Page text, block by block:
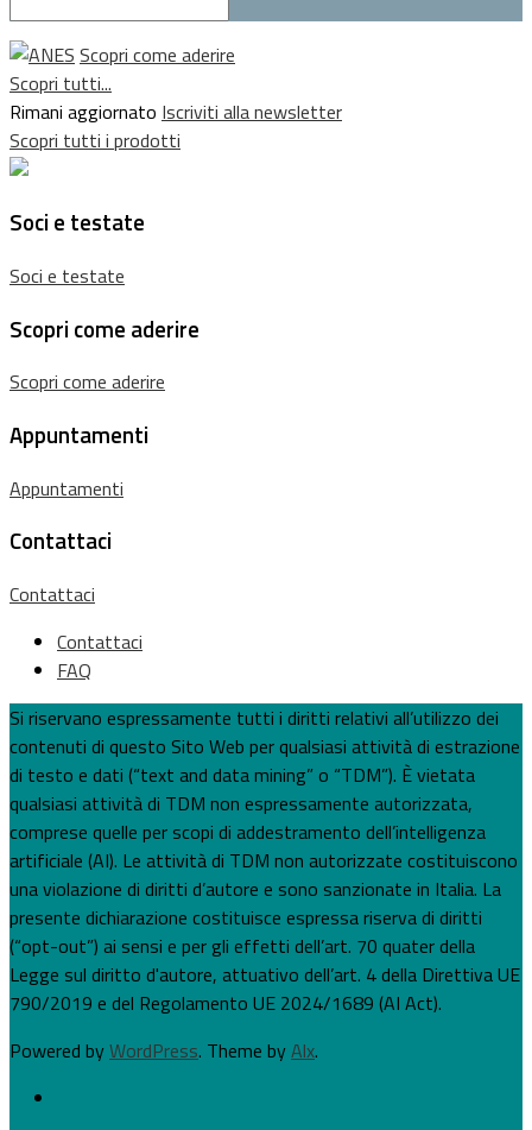
Scopri come aderire
Scopri tutti...
Rimani aggiornato Iscriviti alla newsletter
Scopri tutti i prodotti
Soci e testate
Soci e testate
Scopri come aderire
Scopri come aderire
Appuntamenti
Appuntamenti
Contattaci
Contattaci
Contattaci
FAQ
Si riservano espressamente tutti i diritti relativi all’utilizzo dei
contenuti di questo Sito Web per qualsiasi attività di estrazione
di testo e dati (“text and data mining” o “TDM”). È vietata
qualsiasi attività di TDM non espressamente autorizzata,
comprese quelle per scopi di addestramento dell’intelligenza
artificiale (AI). Le attività di TDM non autorizzate costituiscono
una violazione di diritti d’autore e sono sanzionate in Italia. La
presente dichiarazione costituisce espressa riserva di diritti
(“opt-out”) ai sensi e per gli effetti dell’art. 70 quater della
Legge sul diritto d'autore, attuativo dell’art. 4 della Direttiva UE
790/2019 e del Regolamento UE 2024/1689 (AI Act).
Powered byWordPress. Theme byAlx.